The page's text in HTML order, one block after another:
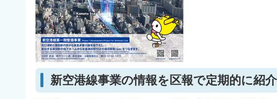
新空港線事業の情報を区報で定期的に紹